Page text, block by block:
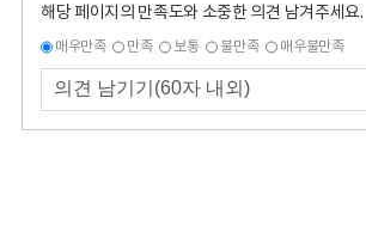
해당 페이지의 만족도와 소중한 의견 남겨주세요.
매우만족 만족 보통 불만족 매우불만족